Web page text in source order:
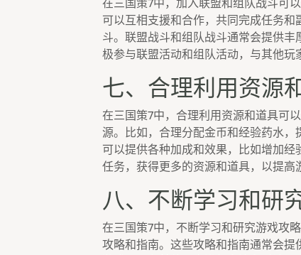
在三国策7中，加入联盟和组队战斗可
可以互相支援和合作，共同完成任务
斗。联盟战斗和组队战斗通常会提供
极参与联盟活动和组队活动，与其他玩
七、合理利用资源
在三国策7中，合理利用资源和道具可
源。比如，合理分配金币和经验药水
可以提供各种加成和效果，比如增加
任务，获得更多的资源和道具，以提高
八、不断学习和研
在三国策7中，不断学习和研究游戏攻
攻略和指南。这些攻略和指南通常会